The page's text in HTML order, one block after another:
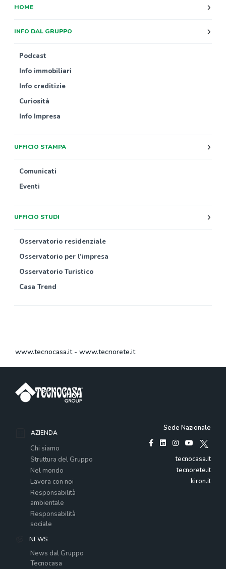
HOME
INFO DAL GRUPPO
Podcast
Info immobiliari
Info creditizie
Curiosità
Info Impresa
UFFICIO STAMPA
Comunicati
Eventi
UFFICIO STUDI
Osservatorio residenziale
Osservatorio per l’impresa
Osservatorio Turistico
Casa Trend
www.tecnocasa.it- www.tecnorete.it
AZIENDA
Chi siamo
Struttura del Gruppo
Nel mondo
Lavora con noi
Responsabilità
ambientale
Responsabilità
sociale
NEWS
News dal Gruppo
Tecnocasa
Sede Nazionale
tecnocasa.it
tecnorete.it
kiron.it